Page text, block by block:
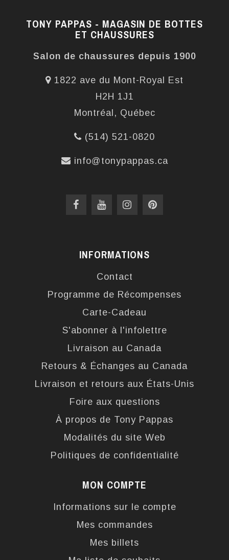
TONY PAPPAS - MAGASIN DE BOTTES
ET CHAUSSURES
Salon de chaussures depuis 1900
1822 ave du Mont-Royal Est
H2H 1J1
Montréal, Québec
(514) 521-0820
info@tonypappas.ca
INFORMATIONS
Contact
Programme de Récompenses
Carte-Cadeau
S'abonner à l'infolettre
Livraison au Canada
Retours & Échanges au Canada
Livraison et retours aux États-Unis
Foire aux questions
À propos de Tony Pappas
Modalités du site Web
Politiques de confidentialité
MON COMPTE
Informations sur le compte
Mes commandes
Mes billets